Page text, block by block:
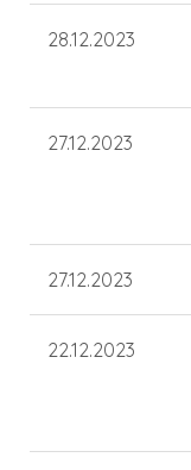
28.12.2023
27.12.2023
27.12.2023
22.12.2023